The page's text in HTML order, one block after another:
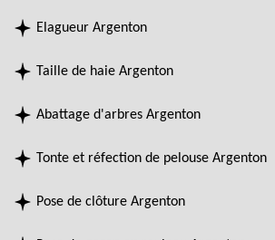
Elagueur Argenton
Taille de haie Argenton
Abattage d'arbres Argenton
Tonte et réfection de pelouse Argenton
Pose de clôture Argenton